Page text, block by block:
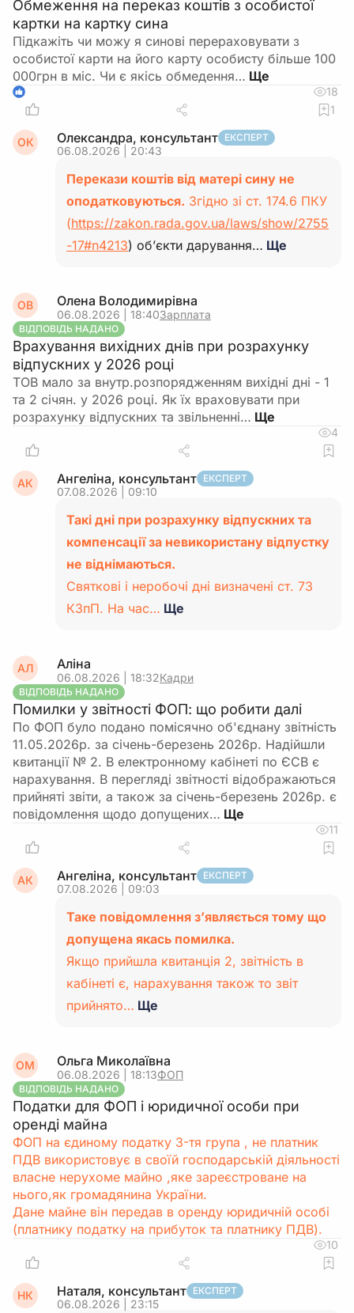
Обмеження на переказ коштів з особистої
картки на картку сина
Підкажіть чи можу я синові перераховувати з
особистої карти на його карту особисту більше 100
000грн в міс. Чи є якісь обмедення…
1
18
1
ОК Олександра, консультант ЕКСПЕРТ
06.08.2026 | 20:43
Перекази коштів від матері сину не
оподатковуються. Згідно зі ст. 174.6 ПКУ
(https://zakon.rada.gov.ua/laws/show/2755
-17#n4213) об’єкти дарування… Ще
ОВ Олена Володимирівна
06.08.2026 | 18:40Зарплата
ВІДПОВІДЬ НАДАНО
Врахування вихідних днів при розрахунку
відпускних у 2026 році
ТОВ мало за внутр.розпорядженням вихідні дні - 1
та 2 січян. у 2026 році. Як їх враховувати при
розрахунку відпускних та звільненні…
4
АК Ангеліна, консультант ЕКСПЕРТ
07.08.2026 | 09:10
Такі дні при розрахунку відпускних та
компенсації за невикористану відпустку
не віднімаються.
Святкові і неробочі дні визначені ст. 73
КЗпП. На час… Ще
АЛ Аліна
06.08.2026 | 18:32Кадри
ВІДПОВІДЬ НАДАНО
Помилки у звітності ФОП: що робити далі
По ФОП було подано помісячно об'єднану звітність
11.05.2026р. за січень-березень 2026р. Надійшли
квитанції № 2. В електронному кабінеті по ЄСВ є
нарахування. В перегляді звітності відображаються
прийняті звіти, а також за січень-березень 2026р. є
повідомлення щодо допущених…
11
АК Ангеліна, консультант ЕКСПЕРТ
07.08.2026 | 09:03
Таке повідомлення з’являється тому що
допущена якась помилка.
Якщо прийшла квитанція 2, звітність в
кабінеті є, нарахування також то звіт
прийнято… Ще
ОМ Ольга Миколаївна
06.08.2026 | 18:13ФОП
ВІДПОВІДЬ НАДАНО
Податки для ФОП і юридичної особи при
оренді майна
ФОП на єдиному податку 3-тя група , не платник
ПДВ використовує в своїй господарській діяльності
власне нерухоме майно ,яке зареєстроване на
нього,як громадянина України.
Дане майне він передав в оренду юридичній особі
(платнику податку на прибуток та платнику ПДВ).
10
НК Наталя, консультант ЕКСПЕРТ
06.08.2026 | 23:15